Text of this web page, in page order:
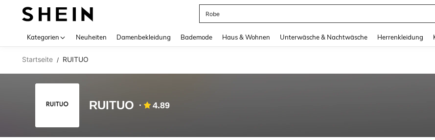
Robe
Kategorien Neuheiten Damenbekleidung Bademode Haus & Wohnen Unterwäsche & Nachtwäsche Herrenkleidung
Startseite / RUITUO
RUITUO 4.89